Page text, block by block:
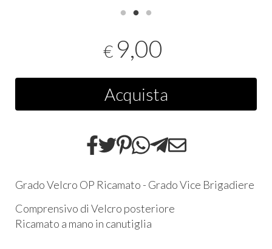
€ 9,00
Acquista
Grado Velcro OP Ricamato - Grado Vice Brigadiere
Comprensivo di Velcro posteriore
Ricamato a mano in canutiglia